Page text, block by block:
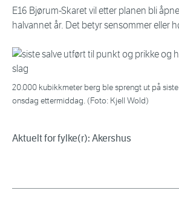
E16 Bjørum-Skaret vil etter planen bli
halvannet år. Det betyr sensommer eller
20.000 kubikkmeter berg ble sprengt ut på
onsdag ettermiddag. (Foto: Kjell Wold)
Aktuelt for fylke(r): Akershus